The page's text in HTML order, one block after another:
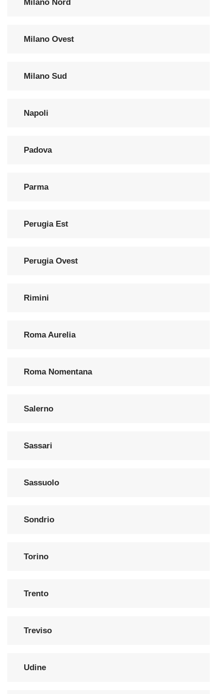
Milano Nord
Milano Ovest
Milano Sud
Napoli
Padova
Parma
Perugia Est
Perugia Ovest
Rimini
Roma Aurelia
Roma Nomentana
Salerno
Sassari
Sassuolo
Sondrio
Torino
Trento
Treviso
Udine